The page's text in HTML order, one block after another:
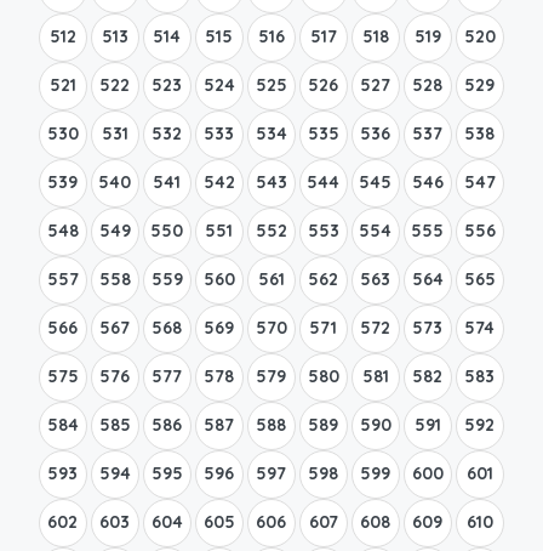
512 513 514 515 516 517 518 519 520
521 522 523 524 525 526 527 528 529
530 531 532 533 534 535 536 537 538
539 540 541 542 543 544 545 546 547
548 549 550 551 552 553 554 555 556
557 558 559 560 561 562 563 564 565
566 567 568 569 570 571 572 573 574
575 576 577 578 579 580 581 582 583
584 585 586 587 588 589 590 591 592
593 594 595 596 597 598 599 600 601
602 603 604 605 606 607 608 609 610